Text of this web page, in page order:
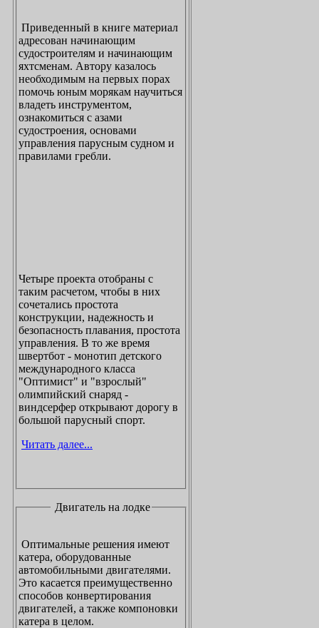
Приведенный в книге материал
адресован начинающим
судостроителям и начинающим
яхтсменам. Автору казалось
необходимым на первых порах
помочь юным морякам научиться
владеть инструментом,
ознакомиться с азами
судостроения, основами
управления парусным судном и
правилами гребли.
Четыре проекта отобраны с
таким расчетом, чтобы в них
сочетались простота
конструкции, надежность и
безопасность плавания, простота
управления. В то же время
швертбот - монотип детского
международного класса
"Оптимист" и "взрослый"
олимпийский снаряд -
виндсерфер открывают дорогу в
большой парусный спорт.
Читать далее...
Двигатель на лодке
Оптимальные решения имеют
катера, оборудованные
автомобильными двигателями.
Это касается преимущественно
способов конвертирования
двигателей, а также компоновки
катера в целом.